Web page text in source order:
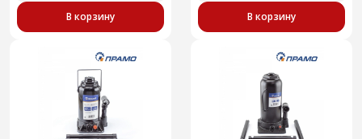
В корзину В корзину